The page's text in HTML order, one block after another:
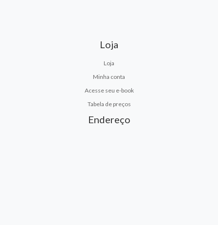
Loja
Loja
Minha conta
Acesse seu e-book
Tabela de preços
Endereço